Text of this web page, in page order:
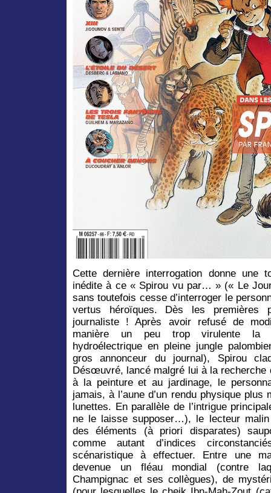
Cette dernière interrogation donne une
inédite à ce « Spirou vu par… » (« Le
sans toutefois cesse d’interroger le
vertus héroïques. Dès les premières
journaliste ! Après avoir refusé de
manière un peu trop virulente la
hydroélectrique en pleine jungle
gros annonceur du journal), Spirou
Désœuvré, lancé malgré lui à la recherche
à la peinture et au jardinage, le
jamais, à l’aune d’un rendu physique
lunettes. En parallèle de l’intrigue
ne le laisse supposer…), le lecteur malin
des éléments (à priori disparates)
comme autant d’indices
scénaristique à effectuer. Entre une
devenue un fléau mondial (contre
Champignac et ses collègues), de